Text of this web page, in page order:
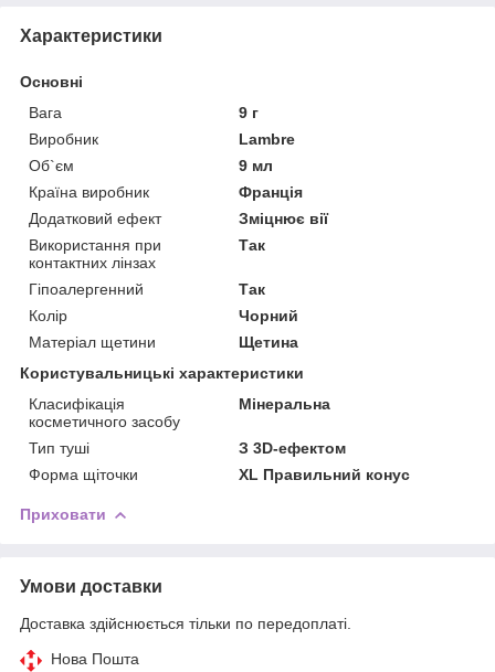
Характеристики
Основні
Вага
9 г
Виробник
Lambre
Об`єм
9 мл
Країна виробник
Франція
Додатковий ефект
Зміцнює вії
Використання при
контактних лінзах
Так
Гіпоалергенний
Так
Колір
Чорний
Матеріал щетини
Щетина
Користувальницькі характеристики
Класифікація
косметичного засобу
Мінеральна
Тип туші
З 3D-ефектом
Форма щіточки
XL Правильний конус
Приховати
Умови доставки
Доставка здійснюється тільки по передоплаті.
Нова Пошта